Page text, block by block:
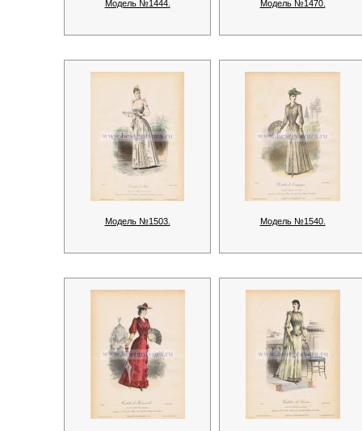
Модель №1444. Модель №1470.
Модель №1503. Модель №1540.